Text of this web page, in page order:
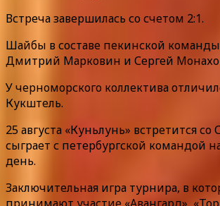
Встреча завершилась со счетом 2:1.
Шайбы в составе пекинской
Дмитрий Марковин и Сергей
У черноморского коллектива
Кукштель.
25 августа «Куньлунь» встретится со
сыграет с петербургской командой
день.
Заключительная игра турнира, в